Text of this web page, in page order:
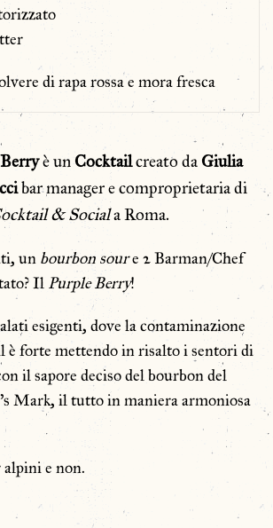
di rapa rossa e mora fresca
è un Cocktailcreato da Giulia
bar manager e comproprietaria di
& Sociala Roma.
un bourbon soure 2 Barman/Chef
Il Purple Berry!
esigenti, dove la contaminazione
è forte mettendo in risalto i sentori di
il sapore deciso del bourbon del
Mark, il tutto in maniera armoniosa
alpini e non.